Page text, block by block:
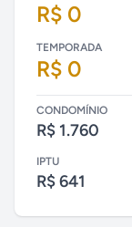
R$ 0
TEMPORADA
R$ 0
CONDOMÍNIO
R$ 1.760
IPTU
R$ 641